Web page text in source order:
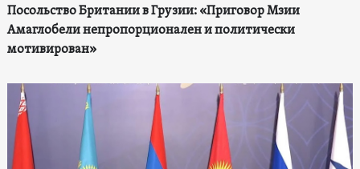
Посольство Британии в Грузии: «Приговор Мзии
Амаглобели непропорционален и политически
мотивирован»